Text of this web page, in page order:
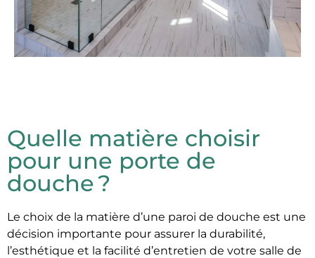
Quelle matière choisir
pour une porte de
douche ?
Le choix de la matière d’une paroi de douche est une
décision importante pour assurer la durabilité,
l’esthétique et la facilité d’entretien de votre salle de